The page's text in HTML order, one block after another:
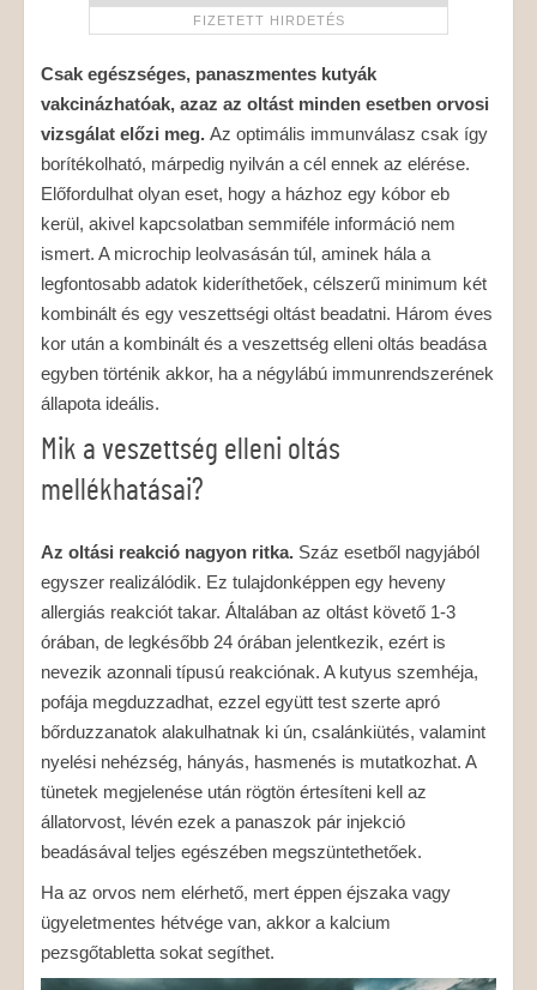
Csak egészséges, panaszmentes kutyák
vakcinázhatóak, azaz az oltást minden esetben orvosi
vizsgálat előzi meg. Az optimális immunválasz csak így
borítékolható, márpedig nyilván a cél ennek az elérése.
Előfordulhat olyan eset, hogy a házhoz egy kóbor eb
kerül, akivel kapcsolatban semmiféle információ nem
ismert. A microchip leolvasásán túl, aminek hála a
legfontosabb adatok kideríthetőek, célszerű minimum két
kombinált és egy veszettségi oltást beadatni. Három éves
kor után a kombinált és a veszettség elleni oltás beadása
egyben történik akkor, ha a négylábú immunrendszerének
állapota ideális.
Mik a veszettség elleni oltás
mellékhatásai?
Az oltási reakció nagyon ritka. Száz esetből nagyjából
egyszer realizálódik. Ez tulajdonképpen egy heveny
allergiás reakciót takar. Általában az oltást követő 1-3
órában, de legkésőbb 24 órában jelentkezik, ezért is
nevezik azonnali típusú reakciónak. A kutyus szemhéja,
pofája megduzzadhat, ezzel együtt test szerte apró
bőrduzzanatok alakulhatnak ki ún, csalánkiütés, valamint
nyelési nehézség, hányás, hasmenés is mutatkozhat. A
tünetek megjelenése után rögtön értesíteni kell az
állatorvost, lévén ezek a panaszok pár injekció
beadásával teljes egészében megszüntethetőek.
Ha az orvos nem elérhető, mert éppen éjszaka vagy
ügyeletmentes hétvége van, akkor a kalcium
pezsgőtabletta sokat segíthet.